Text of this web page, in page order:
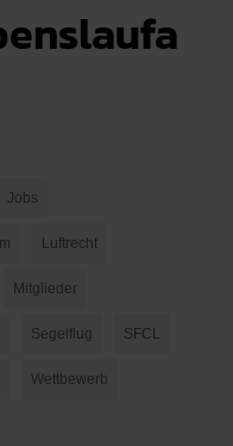
Jobs
Luftrecht
Mitglieder
Segelflug SFCL
Wettbewerb